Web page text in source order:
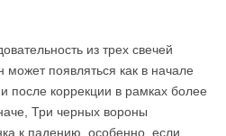
из трех свечей
может появляться как в начале
после коррекции в рамках более
Три черных вороны
к падению, особенно, если